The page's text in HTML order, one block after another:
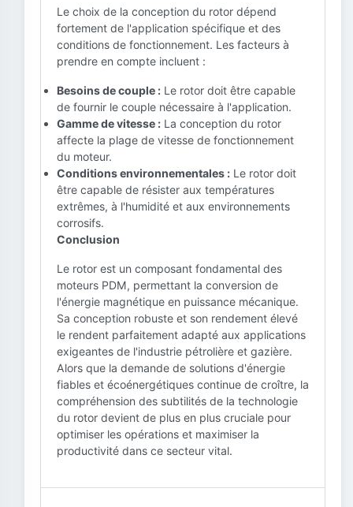
Le choix de la conception du rotor dépend
fortement de l'application spécifique et des
conditions de fonctionnement. Les facteurs à
prendre en compte incluent :
Besoins de couple : Le rotor doit être capable
de fournir le couple nécessaire à l'application.
Gamme de vitesse : La conception du rotor
affecte la plage de vitesse de fonctionnement
du moteur.
Conditions environnementales : Le rotor doit
être capable de résister aux températures
extrêmes, à l'humidité et aux environnements
corrosifs.
Conclusion
Le rotor est un composant fondamental des
moteurs PDM, permettant la conversion de
l'énergie magnétique en puissance mécanique.
Sa conception robuste et son rendement élevé
le rendent parfaitement adapté aux applications
exigeantes de l'industrie pétrolière et gazière.
Alors que la demande de solutions d'énergie
fiables et écoénergétiques continue de croître, la
compréhension des subtilités de la technologie
du rotor devient de plus en plus cruciale pour
optimiser les opérations et maximiser la
productivité dans ce secteur vital.